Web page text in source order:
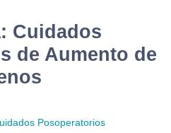
Cuidados
de Aumento de
Posoperatorios